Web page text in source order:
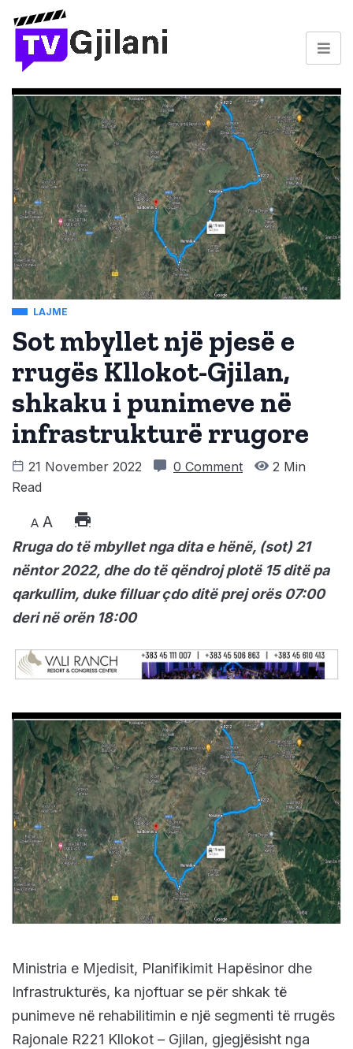
LAJME
Sot mbyllet një pjesë e
rrugës Kllokot-Gjilan,
shkaku i punimeve në
infrastrukturë rrugore
21 November 2022 0 Comment
2 Min
Read
A A
Rruga do të mbyllet nga dita e hënë, (sot) 21
nëntor 2022, dhe do të qëndroj plotë 15 ditë pa
qarkullim, duke filluar çdo ditë prej orës 07:00
deri në orën 18:00
Ministria e Mjedisit, Planifikimit Hapësinor dhe
Infrastrukturës, ka njoftuar se për shkak të
punimeve në rehabilitimin e një segmenti të rrugës
Rajonale R221 Kllokot – Gjilan, gjegjësisht nga